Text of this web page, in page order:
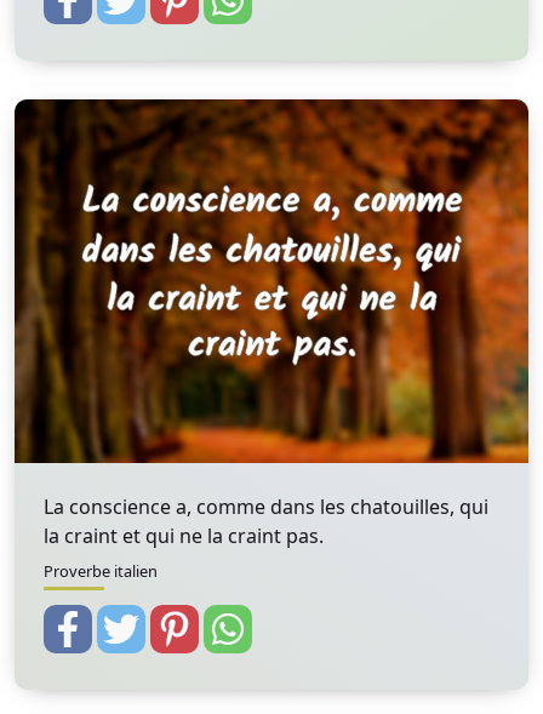
La conscience a, comme dans les chatouilles, qui
la craint et qui ne la craint pas.
Proverbe italien